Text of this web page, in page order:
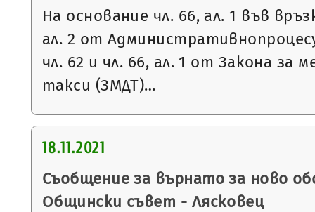
На основание чл. 66, ал. 1 във
ал. 2 от
чл. 62 и чл. 66, ал. 1 от Закона за
такси (ЗМДТ)…
18.11.2021
Съобщение за върнато за ново
Общински съвет - Лясковец